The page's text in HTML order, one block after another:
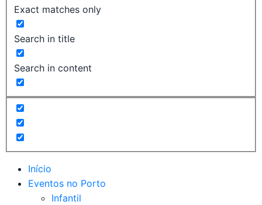
Exact matches only
Search in title
Search in content
Início
Eventos no Porto
Infantil